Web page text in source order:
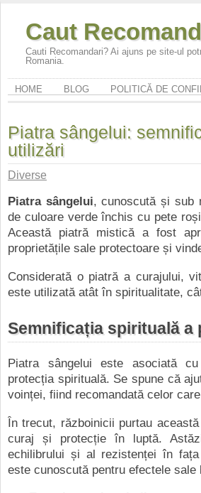
Caut
Cauti Recomandari? Ai ajuns pe site-ul
Romania.
HOME BLOG POLITICĂ DE
Piatra sângelui:
utilizări
Diverse
Piatra sângelui, cunoscută și sub
de culoare verde închis cu pete
Această piatră mistică a fost
proprietățile sale protectoare și
Considerată o piatră a curajului,
este utilizată atât în spiritualitate,
Semnificația spirituală a
Piatra sângelui este asociată
protecția spirituală. Se spune că
voinței, fiind recomandată celor
În trecut, războinicii purtau
curaj și protecție în luptă.
echilibrului și al rezistenței în
este cunoscută pentru efectele